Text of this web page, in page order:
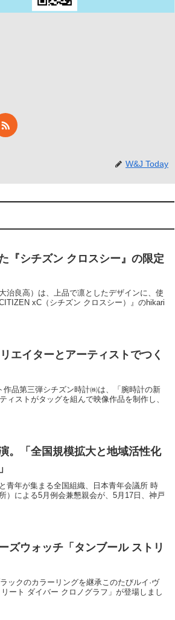
W&J Today
『シチズン クロスシー』の限定
治良高）は、上品で凛としたデザインに、使
xC（シチズン クロスシー）』のhikari
エイターとアーティストでつく
品第三弾シチズン時計㈱は、「腕時計の新
ィストがタッグを組んで映像作品を制作し、
。「全国規模拡大と地域活性化
年が集まる全国組織、日本青年会議所 時
）による5月例会兼懇親会が、5月17日、神戸
ズウォッチ「タンブール ストリ
ックのカラーリングを継承このたびルイ·ヴ
ート ダイバー クロノグラフ」が登場しまし